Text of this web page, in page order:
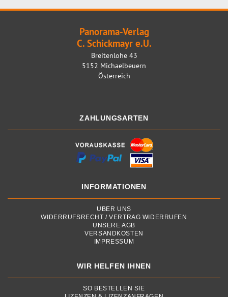
Panorama-Verlag
C. Schickmayr e.U.
Breitenlohe 43
5152 Michaelbeuern
Österreich
ZAHLUNGSARTEN
INFORMATIONEN
ÜBER UNS
WIDERRUFSRECHT / VERTRAG WIDERRUFEN
UNSERE AGB
VERSANDKOSTEN
IMPRESSUM
WIR HELFEN IHNEN
SO BESTELLEN SIE